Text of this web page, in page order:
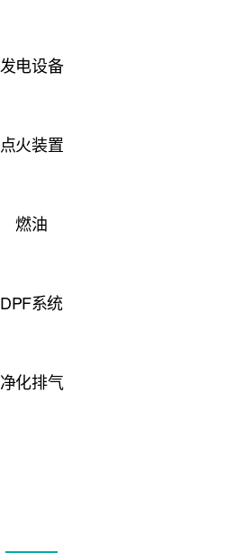
发电设备
点火装置
燃油
DPF系统
净化排气